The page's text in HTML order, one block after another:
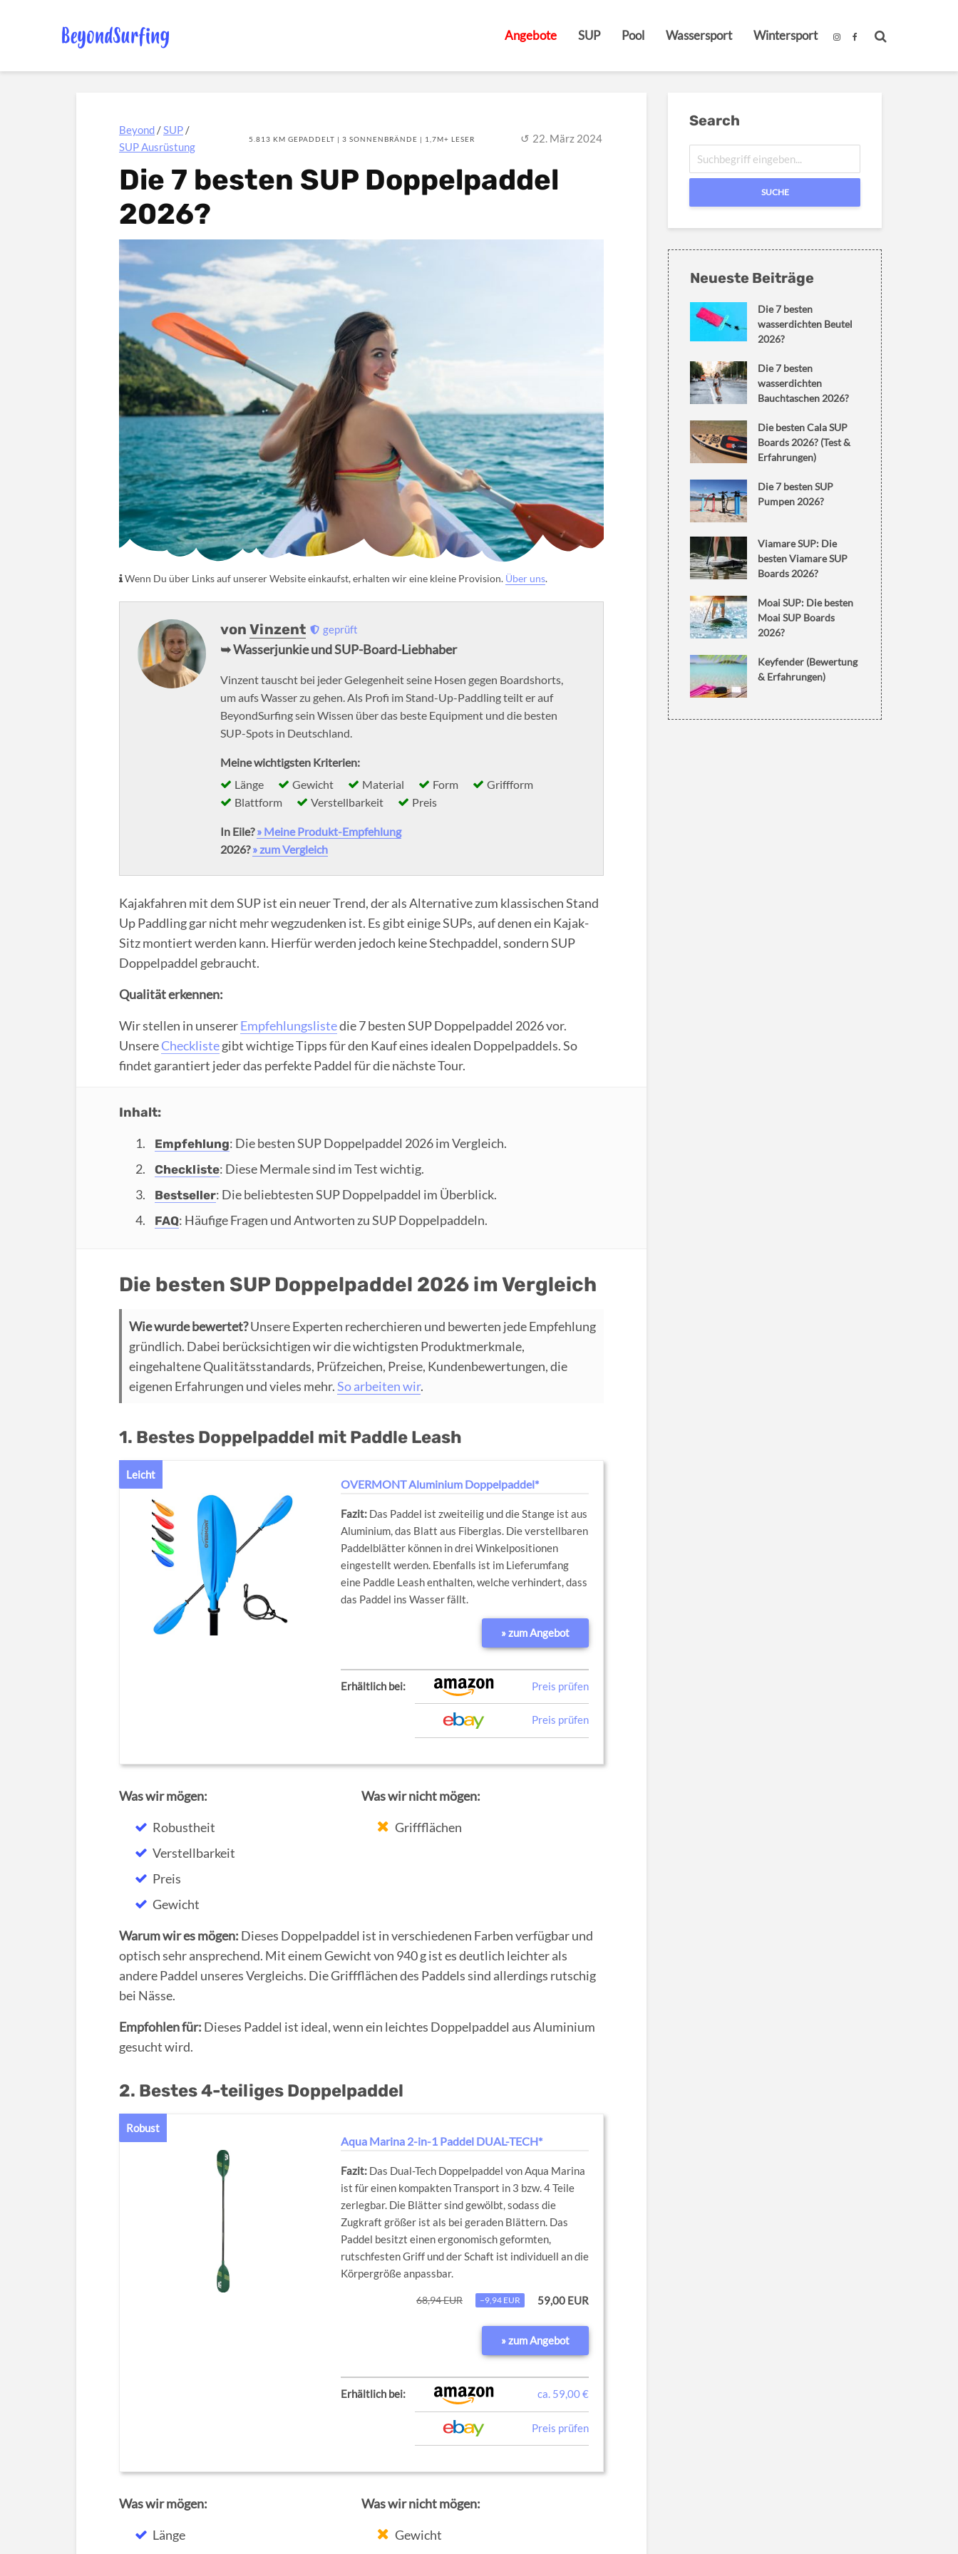
Angebote SUP Pool Wassersport Wintersport
Beyond /SUP /
SUP Ausrüstung
5.813 KM GEPADDELT | 3 SONNENBRÄNDE | 1,7M+ LESER 22. März 2024
Die 7 besten SUP Doppelpaddel
2026?
Wenn Du über Links auf unserer Website einkaufst, erhalten wir eine kleine Provision. Über uns.
vonVinzent geprüft
➥ Wasserjunkie und SUP-Board-Liebhaber
Vinzent tauscht bei jeder Gelegenheit seine Hosen gegen Boardshorts,
um aufs Wasser zu gehen. Als Profi im Stand-Up-Paddling teilt er auf
BeyondSurfing sein Wissen über das beste Equipment und die besten
SUP-Spots in Deutschland.
Meine wichtigsten Kriterien:
Länge
Gewicht Material Form
Griffform
Blattform
Verstellbarkeit Preis
In Eile?» Meine Produkt-Empfehlung
2026?» zum Vergleich
Kajakfahren mit dem SUP ist ein neuer Trend, der als Alternative zum klassischen Stand
Up Paddling gar nicht mehr wegzudenken ist. Es gibt einige SUPs, auf denen ein Kajak-
Sitz montiert werden kann. Hierfür werden jedoch keine Stechpaddel, sondern SUP
Doppelpaddel gebraucht.
Qualität erkennen:
Wir stellen in unsererEmpfehlungslistedie 7 besten SUP Doppelpaddel 2026 vor.
UnsereChecklistegibt wichtige Tipps für den Kauf eines idealen Doppelpaddels. So
findet garantiert jeder das perfekte Paddel für die nächste Tour.
Inhalt:
Empfehlung: Die besten SUP Doppelpaddel 2026 im Vergleich.
Checkliste: Diese Mermale sind im Test wichtig.
Bestseller: Die beliebtesten SUP Doppelpaddel im Überblick.
FAQ: Häufige Fragen und Antworten zu SUP Doppelpaddeln.
Die besten SUP Doppelpaddel 2026 im Vergleich
Wie wurde bewertet?Unsere Experten recherchieren und bewerten jede Empfehlung
gründlich. Dabei berücksichtigen wir die wichtigsten Produktmerkmale,
eingehaltene Qualitätsstandards, Prüfzeichen, Preise, Kundenbewertungen, die
eigenen Erfahrungen und vieles mehr.So arbeiten wir.
1. Bestes Doppelpaddel mit Paddle Leash
Leicht
OVERMONT Aluminium Doppelpaddel*
Das Paddel ist zweiteilig und die Stange ist aus
Aluminium, das Blatt aus Fiberglas. Die verstellbaren
Paddelblätter können in drei Winkelpositionen
eingestellt werden. Ebenfalls ist im Lieferumfang
eine Paddle Leash enthalten, welche verhindert, dass
das Paddel ins Wasser fällt.
» zum Angebot
Erhältlich bei: Preis prüfen
Preis prüfen
Was wir mögen:
Robustheit
Verstellbarkeit
Preis
Gewicht
Was wir nicht mögen:
Griffflächen
Warum wir es mögen: Dieses Doppelpaddel ist in verschiedenen Farben verfügbar und
optisch sehr ansprechend. Mit einem Gewicht von 940 g ist es deutlich leichter als
andere Paddel unseres Vergleichs. Die Griffflächen des Paddels sind allerdings rutschig
bei Nässe.
Empfohlen für: Dieses Paddel ist ideal, wenn ein leichtes Doppelpaddel aus Aluminium
gesucht wird.
2. Bestes 4-teiliges Doppelpaddel
Robust
Aqua Marina 2-in-1 Paddel DUAL-TECH*
Das Dual-Tech Doppelpaddel von Aqua Marina
ist für einen kompakten Transport in 3 bzw. 4 Teile
zerlegbar. Die Blätter sind gewölbt, sodass die
Zugkraft größer ist als bei geraden Blättern. Das
Paddel besitzt einen ergonomisch geformten,
rutschfesten Griff und der Schaft ist individuell an die
Körpergröße anpassbar.
68,94 EUR −9,94 EUR 59,00 EUR
» zum Angebot
Erhältlich bei: ca. 59,00 €
Preis prüfen
Was wir mögen:
Länge
Was wir nicht mögen:
Gewicht
Search
SUCHE
Neueste Beiträge
Die 7 besten
wasserdichten Beutel
2026?
Die 7 besten
wasserdichten
Bauchtaschen 2026?
Die besten Cala SUP
Boards 2026? (Test &
Erfahrungen)
Die 7 besten SUP
Pumpen 2026?
Viamare SUP: Die
besten Viamare SUP
Boards 2026?
Moai SUP: Die besten
Moai SUP Boards
2026?
Keyfender (Bewertung
& Erfahrungen)